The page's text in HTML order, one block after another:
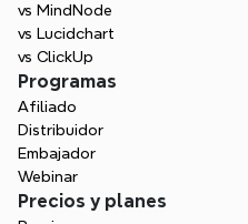
vs MindNode
vs Lucidchart
vs ClickUp
Programas
Afiliado
Distribuidor
Embajador
Webinar
Precios y planes